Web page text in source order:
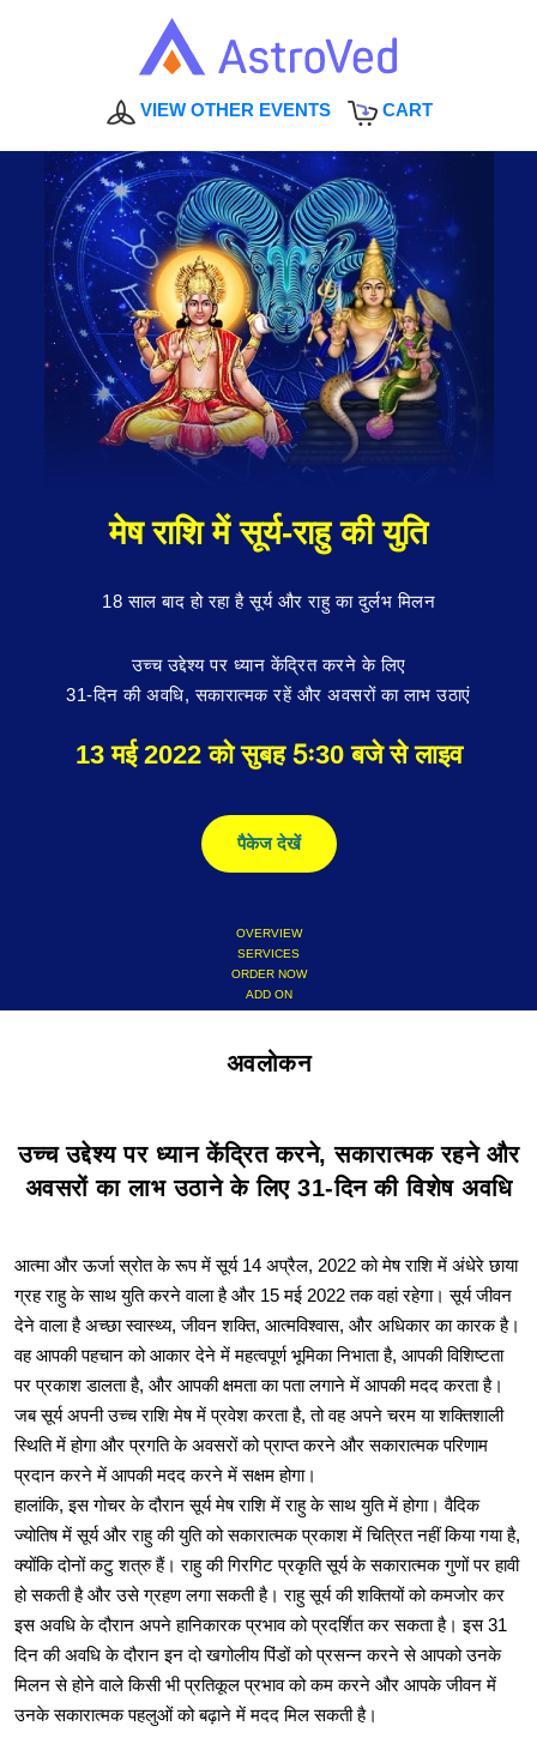
VIEW OTHER EVENTS CART
मेष राशि में सूर्य-राहु की युति
18 साल बाद हो रहा है सूर्य और राहु का दुर्लभ मिलन
उच्च उद्देश्य पर ध्यान केंद्रित करने के लिए
31-दिन की अवधि, सकारात्मक रहें और अवसरों का लाभ उठाएं
13 मई 2022 को सुबह 5ः30 बजे से लाइव
पैकेज देखें
OVERVIEW
SERVICES
ORDER NOW
ADD ON
अवलोकन
उच्च उद्देश्य पर ध्यान केंद्रित करने, सकारात्मक रहने और
अवसरों का लाभ उठाने के लिए 31-दिन की विशेष अवधि
आत्मा और ऊर्जा स्रोत के रूप में सूर्य 14 अप्रैल, 2022 को मेष राशि में अंधेरे छाया
ग्रह राहु के साथ युति करने वाला है और 15 मई 2022 तक वहां रहेगा। सूर्य जीवन
देने वाला है अच्छा स्वास्थ्य, जीवन शक्ति, आत्मविश्वास, और अधिकार का कारक है।
वह आपकी पहचान को आकार देने में महत्वपूर्ण भूमिका निभाता है, आपकी विशिष्टता
पर प्रकाश डालता है, और आपकी क्षमता का पता लगाने में आपकी मदद करता है।
जब सूर्य अपनी उच्च राशि मेष में प्रवेश करता है, तो वह अपने चरम या शक्तिशाली
स्थिति में होगा और प्रगति के अवसरों को प्राप्त करने और सकारात्मक परिणाम
प्रदान करने में आपकी मदद करने में सक्षम होगा।
हालांकि, इस गोचर के दौरान सूर्य मेष राशि में राहु के साथ युति में होगा। वैदिक
ज्योतिष में सूर्य और राहु की युति को सकारात्मक प्रकाश में चित्रित नहीं किया गया है,
क्योंकि दोनों कटु शत्रु हैं। राहु की गिरगिट प्रकृति सूर्य के सकारात्मक गुणों पर हावी
हो सकती है और उसे ग्रहण लगा सकती है। राहु सूर्य की शक्तियों को कमजोर कर
इस अवधि के दौरान अपने हानिकारक प्रभाव को प्रदर्शित कर सकता है। इस 31
दिन की अवधि के दौरान इन दो खगोलीय पिंडों को प्रसन्न करने से आपको उनके
मिलन से होने वाले किसी भी प्रतिकूल प्रभाव को कम करने और आपके जीवन में
उनके सकारात्मक पहलुओं को बढ़ाने में मदद मिल सकती है।